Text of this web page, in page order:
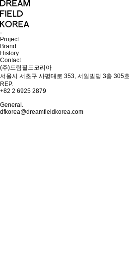
Project
Brand
History
Contact
(주)드림필드코리아
서울시 서초구 사평대로 353, 서일빌딩 3층 305호
REP.
+82 2 6925 2879
General.
dfkorea@dreamfieldkorea.com